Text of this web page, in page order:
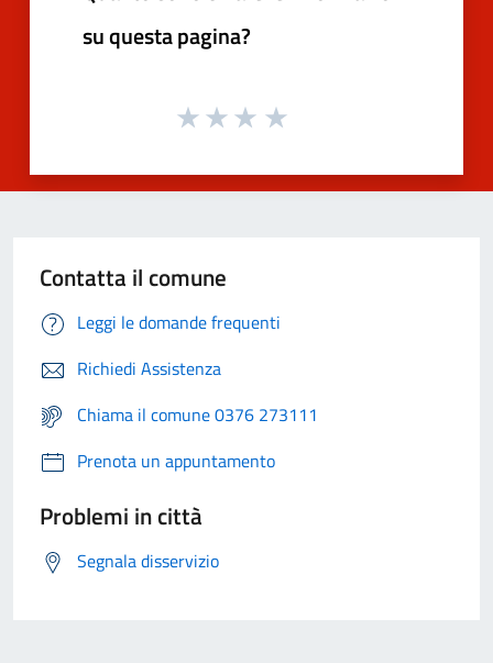
su questa pagina?
Contatta il comune
Leggi le domande frequenti
Richiedi Assistenza
Chiama il comune 0376 273111
Prenota un appuntamento
Problemi in città
Segnala disservizio